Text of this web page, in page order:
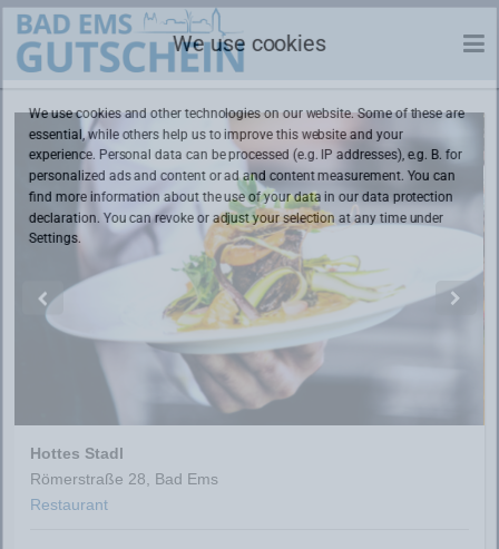
Hottes Stadl
Römerstraße 28, Bad Ems
Restaurant
We use cookies
We use cookies and other technologies on our website. Some of these are
essential, while others help us to improve this website and your
experience. Personal data can be processed (e.g. IP addresses), e.g. B. for
personalized ads and content or ad and content measurement. You can
find more information about the use of your data in ourdata protection
declaration. You can revoke or adjust your selection at any time under
Settings.